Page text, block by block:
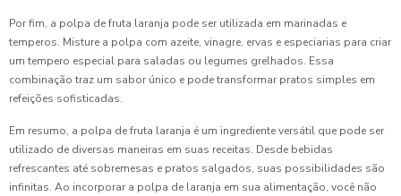
Por fim, a polpa de fruta laranja pode ser utilizada em marinadas e
temperos. Misture a polpa com azeite, vinagre, ervas e especiarias para criar
um tempero especial para saladas ou legumes grelhados. Essa
combinação traz um sabor único e pode transformar pratos simples em
refeições sofisticadas.
Em resumo, a polpa de fruta laranja é um ingrediente versátil que pode ser
utilizado de diversas maneiras em suas receitas. Desde bebidas
refrescantes até sobremesas e pratos salgados, suas possibilidades são
infinitas. Ao incorporar a polpa de laranja em sua alimentação, você não